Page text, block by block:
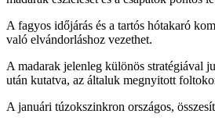
A fagyos időjárás és a tartós hótakaró
való elvándorláshoz vezethet.
A madarak jelenleg különös stratégiával
után kutatva, az általuk megnyitott
A januári túzokszinkron országos,